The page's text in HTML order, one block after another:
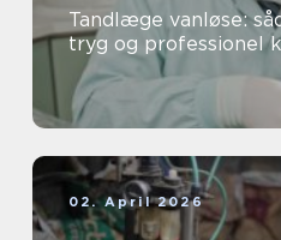
Tandlæge vanløse:
tryg og professionel
02. April 2026